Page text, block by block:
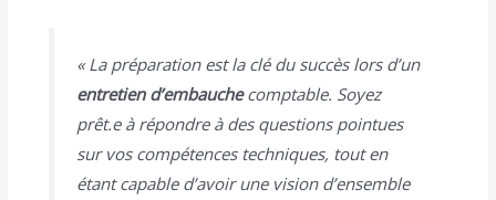
« La préparation est la clé du succès lors d’un
entretien d’embauchecomptable. Soyez
prêt.e à répondre à des questions pointues
sur vos compétences techniques, tout en
étant capable d’avoir une vision d’ensemble